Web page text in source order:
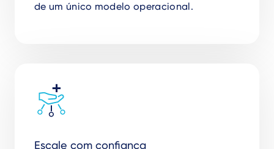
de um único modelo operacional.
Escale com confiança